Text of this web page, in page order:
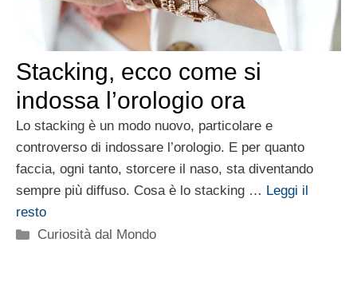
Stacking, ecco come si
indossa l’orologio ora
Lo stacking è un modo nuovo, particolare e
controverso di indossare l’orologio. E per quanto
faccia, ogni tanto, storcere il naso, sta diventando
sempre più diffuso. Cosa è lo stacking … Leggi il
resto
Categorie
Curiosità dal Mondo